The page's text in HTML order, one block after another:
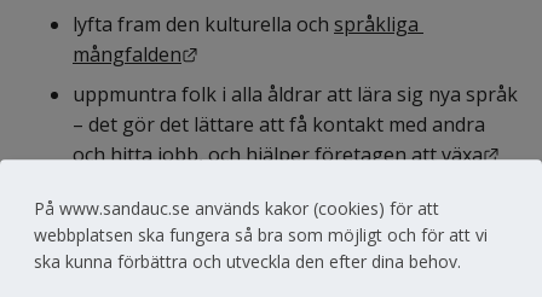
lyfta fram den kulturella och språkliga
mångfalden
uppmuntra folk i alla åldrar att lära sig nya språk
– det gör det lättare att få kontakt med andra
och hitta jobb, och hjälper företagen att växa
Europeiska språkdagen är ett initiativ från EU-
kommissionen som representerar 800 miljoner
På www.sandauc.se används kakor (cookies) för att
webbplatsen ska fungera så bra som möjligt och för att vi
ska kunna förbättra och utveckla den efter dina behov.